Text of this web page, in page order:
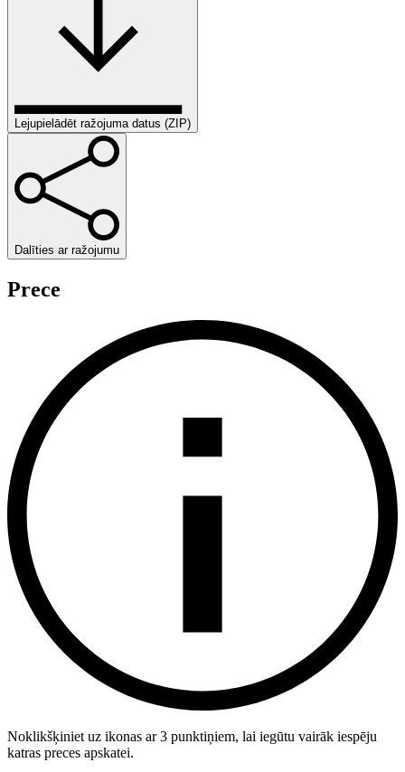
Lejupielādēt ražojuma datus (ZIP)
Dalīties ar ražojumu
Prece
Noklikšķiniet uz ikonas ar 3 punktiņiem, lai iegūtu vairāk iespēju
katras preces apskatei.